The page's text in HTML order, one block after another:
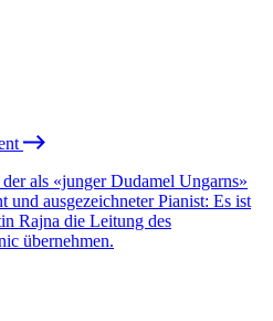
als «junger Dudamel Ungarns»
ausgezeichneter Pianist: Es ist
Rajna die Leitung des
übernehmen.